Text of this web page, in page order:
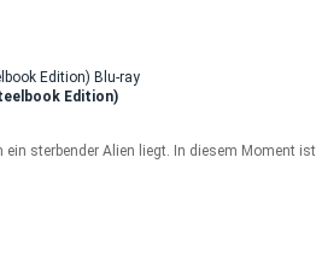
Edition)
sterbender Alien liegt. In diesem Moment ist